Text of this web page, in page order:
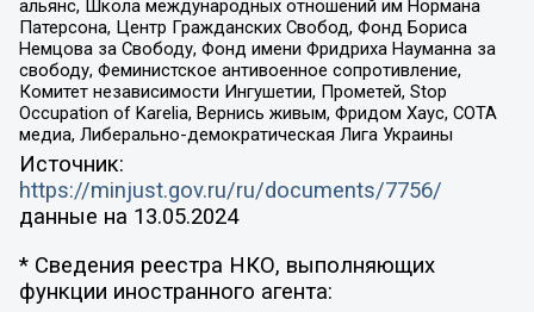
альянс, Школа международных отношений им Нормана
Патерсона, Центр Гражданских Свобод, Фонд Бориса
Немцова за Свободу, Фонд имени Фридриха Науманна за
свободу, Феминистское антивоенное сопротивление,
Комитет независимости Ингушетии, Прометей, Stop
Occupation of Karelia, Вернись живым, Фридом Хаус, СОТА
медиа, Либерально-демократическая Лига Украины
Источник:
https://minjust.gov.ru/ru/documents/7756/
данные на 13.05.2024
* Сведения реестра НКО, выполняющих
функции иностранного агента: